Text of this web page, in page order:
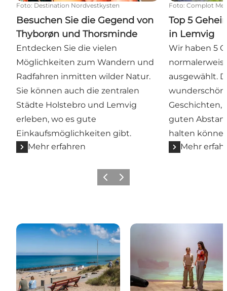
Foto: Destination Nordvestkysten
Besuchen Sie die Gegend von
Thyborøn und Thorsminde
Entdecken Sie die vielen
Möglichkeiten zum Wandern und
Radfahren inmitten wilder Natur.
Sie können auch die zentralen
Städte Holstebro und Lemvig
erleben, wo es gute
Einkaufsmöglichkeiten gibt.
Mehr erfahren
Foto: Complot
Top 5
in Lemvig
Wir haben 5
ausgewählt.
Geschichten,
guten
halten
Mehr
ZurückWeiter